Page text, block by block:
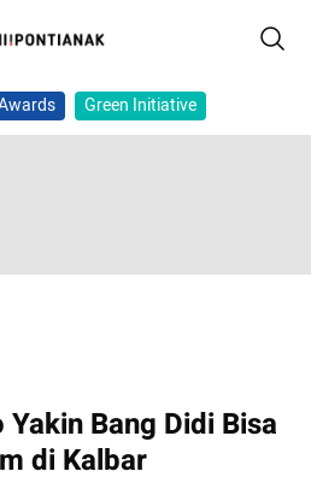
Green Initiative
Bang Didi Bisa
di Kalbar